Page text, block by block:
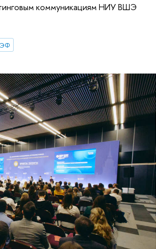
коммуникациям НИУ ВШЭ